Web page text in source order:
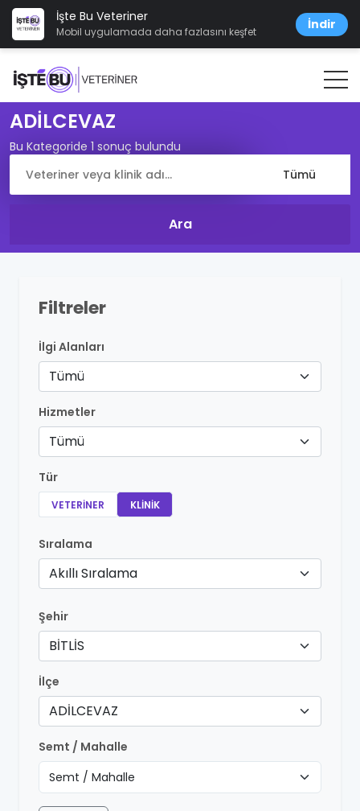
İşte Bu Veteriner
Mobil uygulamada daha fazlasını keşfet İndir
ADİLCEVAZ
Bu Kategoride 1 sonuç bulundu
Filtreler
İlgi Alanları
Tümü
Hizmetler
Tümü
Tür
VETERINER KLINIK
Sıralama
Akıllı Sıralama
Şehir
BİTLİS
İlçe
ADİLCEVAZ
Semt / Mahalle